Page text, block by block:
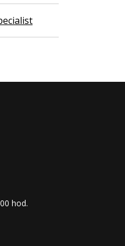
hod.